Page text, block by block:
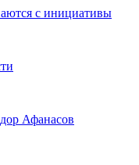
с инициативы
Афанасов